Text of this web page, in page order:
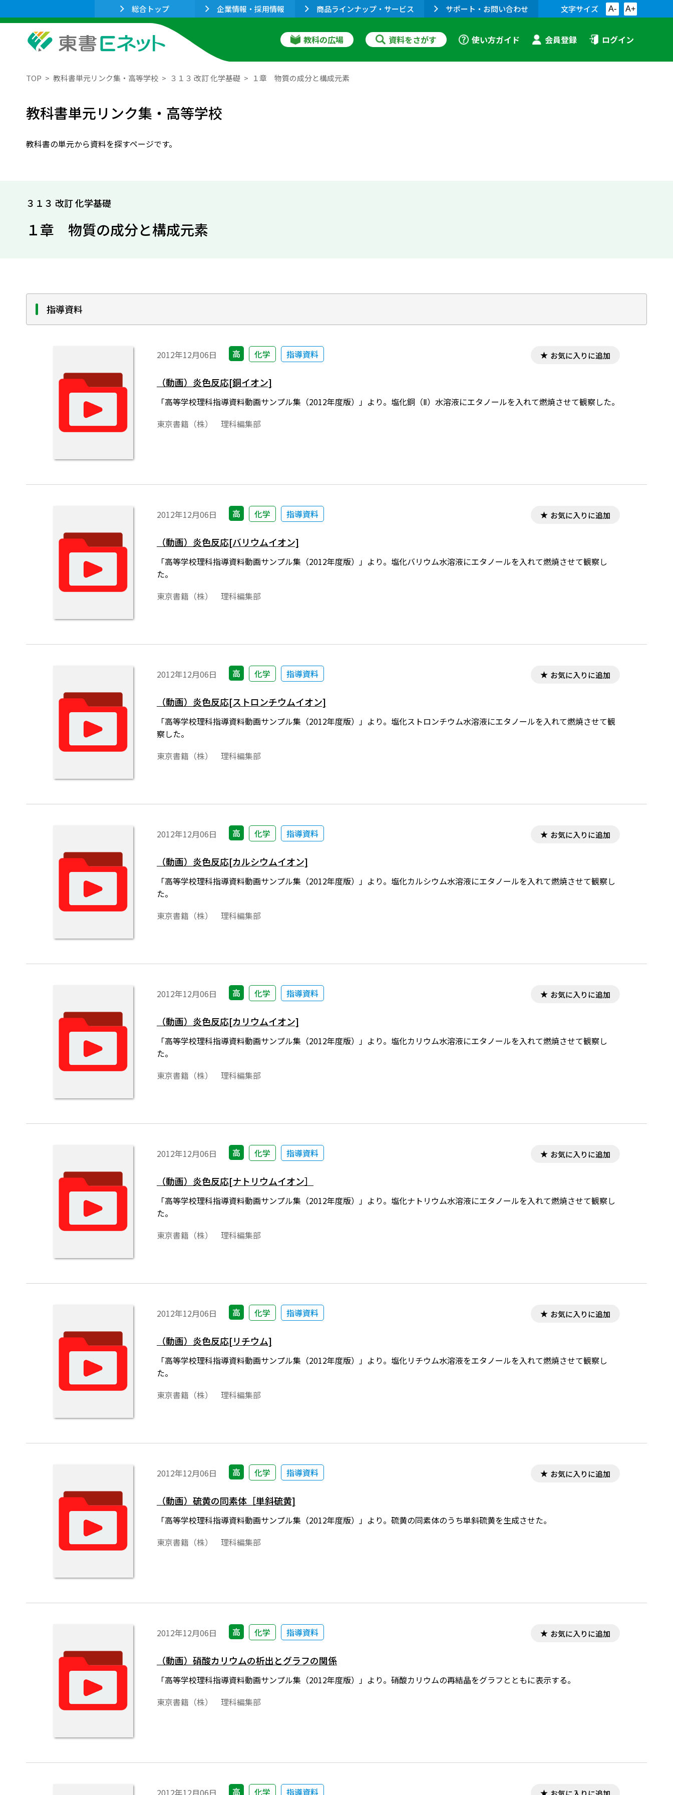
総合トップ 企業情報・採用情報 商品ラインナップ・サービス サポート・お問い合わせ 文字サイズ A- A+
教科の広場 資料をさがす 使い方ガイド 会員登録 ログイン
TOP 教科書単元リンク集・高等学校 ３１３ 改訂 化学基礎 １章 物質の成分と構成元素
教科書単元リンク集・高等学校
教科書の単元から資料を探すページです。
３１３ 改訂 化学基礎
１章 物質の成分と構成元素
指導資料
2012年12月06日 高 化学 指導資料 お気に入りに追加
（動画）炎色反応[銅イオン]
「高等学校理科指導資料動画サンプル集（2012年度版）」より。塩化銅（Ⅱ）水溶液にエタノールを入れて燃焼させて観察した。
東京書籍（株） 理科編集部
2012年12月06日 高 化学 指導資料 お気に入りに追加
（動画）炎色反応[バリウムイオン]
「高等学校理科指導資料動画サンプル集（2012年度版）」より。塩化バリウム水溶液にエタノールを入れて燃焼させて観察し
た。
東京書籍（株） 理科編集部
2012年12月06日 高 化学 指導資料 お気に入りに追加
（動画）炎色反応[ストロンチウムイオン]
「高等学校理科指導資料動画サンプル集（2012年度版）」より。塩化ストロンチウム水溶液にエタノールを入れて燃焼させて観
察した。
東京書籍（株） 理科編集部
2012年12月06日 高 化学 指導資料 お気に入りに追加
（動画）炎色反応[カルシウムイオン]
「高等学校理科指導資料動画サンプル集（2012年度版）」より。塩化カルシウム水溶液にエタノールを入れて燃焼させて観察し
た。
東京書籍（株） 理科編集部
2012年12月06日 高 化学 指導資料 お気に入りに追加
（動画）炎色反応[カリウムイオン]
「高等学校理科指導資料動画サンプル集（2012年度版）」より。塩化カリウム水溶液にエタノールを入れて燃焼させて観察し
た。
東京書籍（株） 理科編集部
2012年12月06日 高 化学 指導資料 お気に入りに追加
（動画）炎色反応[ナトリウムイオン］
「高等学校理科指導資料動画サンプル集（2012年度版）」より。塩化ナトリウム水溶液にエタノールを入れて燃焼させて観察し
た。
東京書籍（株） 理科編集部
2012年12月06日 高 化学 指導資料 お気に入りに追加
（動画）炎色反応[リチウム]
「高等学校理科指導資料動画サンプル集（2012年度版）」より。塩化リチウム水溶液をエタノールを入れて燃焼させて観察し
た。
東京書籍（株） 理科編集部
2012年12月06日 高 化学 指導資料 お気に入りに追加
（動画）硫黄の同素体［単斜硫黄]
「高等学校理科指導資料動画サンプル集（2012年度版）」より。硫黄の同素体のうち単斜硫黄を生成させた。
東京書籍（株） 理科編集部
2012年12月06日 高 化学 指導資料 お気に入りに追加
（動画）硝酸カリウムの析出とグラフの関係
「高等学校理科指導資料動画サンプル集（2012年度版）」より。硝酸カリウムの再結晶をグラフとともに表示する。
東京書籍（株） 理科編集部
2012年12月06日 高 化学 指導資料